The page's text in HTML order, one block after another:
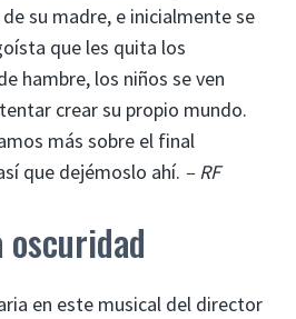
su madre, e inicialmente se
que les quita los
hambre, los niños se ven
crear su propio mundo.
más sobre el final
que dejémoslo ahí. – RF
en este musical del director